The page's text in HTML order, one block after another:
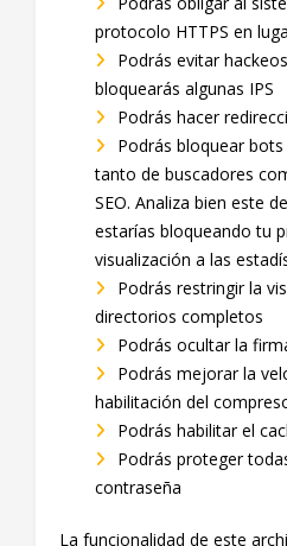
protocolo HTTPS en
Podrás evitar
bloquearás algunas IPS
Podrás hacer
Podrás bloquear
tanto de buscadores
SEO. Analiza bien este
estarías bloqueando tu
visualización a las
Podrás restringir la
directorios completos
Podrás ocultar la
Podrás mejorar la
habilitación del
Podrás habilitar el
Podrás proteger
contraseña
La funcionalidad de este